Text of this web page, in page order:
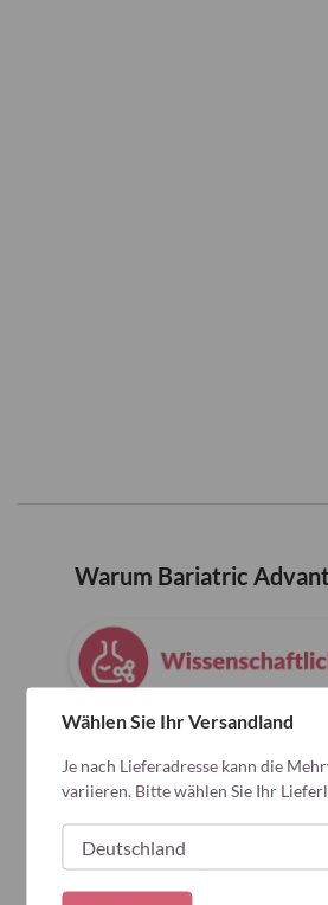
Warum Bariatric
Wählen Sie Ihr Versandland
Je nach Lieferadresse kann die
variieren. Bitte wählen Sie Ihr